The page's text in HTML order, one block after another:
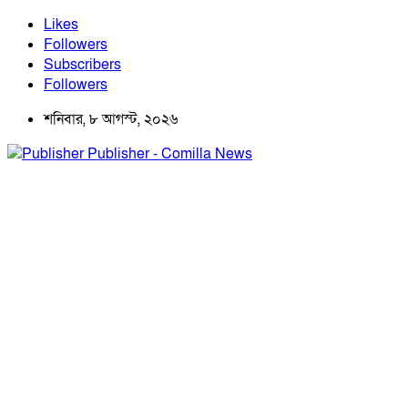
Likes
Followers
Subscribers
Followers
শনিবার, ৮ আগস্ট, ২০২৬
Publisher - Comilla News